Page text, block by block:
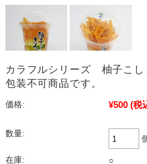
カラフルシリーズ 柚子こ
包装不可商品です。
価格: ¥500 (税
数量:
在庫: ○